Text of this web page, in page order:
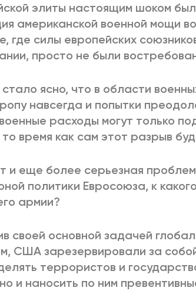
элиты настоящим шоком
американской военной мощи
где силы европейских
просто не были
ясно, что в области
навсегда и попытки
расходы могут только
то время как сам этот разрыв
и еще более серьезная
политики Евросоюза, к
армии?
своей основной задачей
США зарезервировали за
террористов и
и наносить по ним